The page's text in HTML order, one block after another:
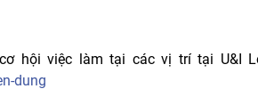
hội việc làm tại các vị trí tại U&I
dung